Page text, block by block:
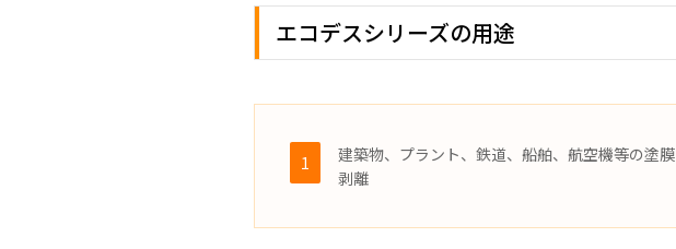
エコデスシリーズの用途
1
建築物、プラント、鉄道、船舶、航空機等の塗膜
剥離